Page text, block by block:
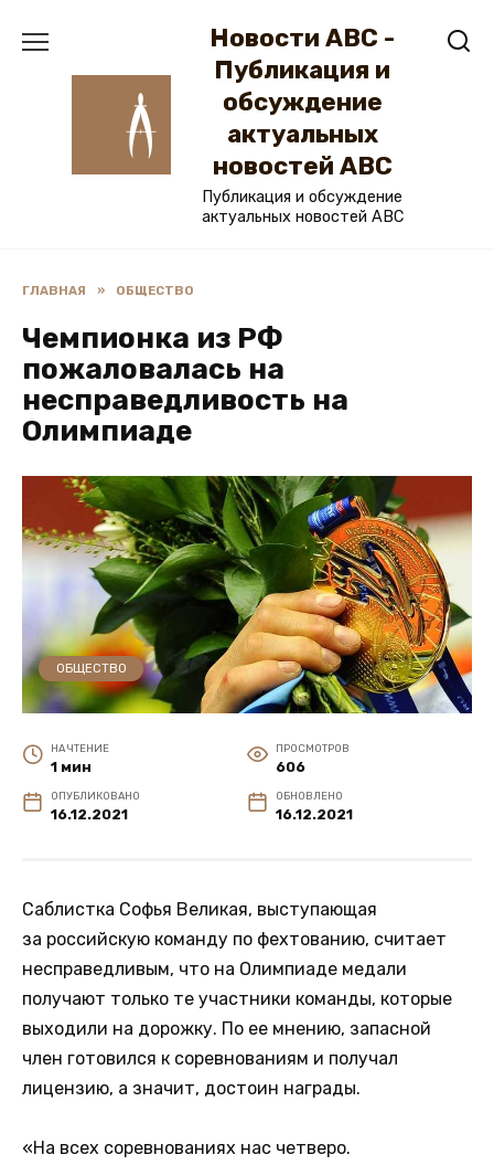
Новости ABC -
Публикация и
обсуждение
актуальных
новостей ABC
Публикация и обсуждение
актуальных новостей ABC
ГЛАВНАЯ » ОБЩЕСТВО
Чемпионка из РФ
пожаловалась на
несправедливость на
Олимпиаде
ОБЩЕСТВО
НА ЧТЕНИЕ
1 мин
ПРОСМОТРОВ
606
ОПУБЛИКОВАНО
16.12.2021
ОБНОВЛЕНО
16.12.2021
Саблистка Софья Великая, выступающая
за российскую команду по фехтованию, считает
несправедливым, что на Олимпиаде медали
получают только те участники команды, которые
выходили на дорожку. По ее мнению, запасной
член готовился к соревнованиям и получал
лицензию, а значит, достоин награды.
«На всех соревнованиях нас четверо.